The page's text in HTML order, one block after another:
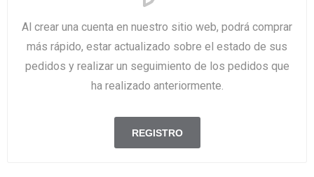
Al crear una cuenta en nuestro sitio web, podrá comprar
más rápido, estar actualizado sobre el estado de sus
pedidos y realizar un seguimiento de los pedidos que
ha realizado anteriormente.